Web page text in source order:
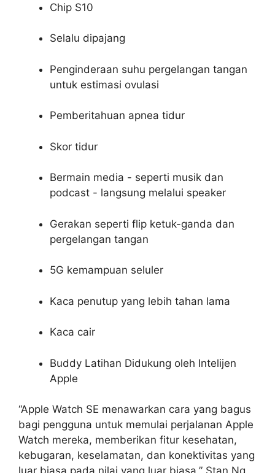
Chip S10
Selalu dipajang
Penginderaan suhu pergelangan tangan
untuk estimasi ovulasi
Pemberitahuan apnea tidur
Skor tidur
Bermain media - seperti musik dan
podcast - langsung melalui speaker
Gerakan seperti flip ketuk-ganda dan
pergelangan tangan
5G kemampuan seluler
Kaca penutup yang lebih tahan lama
Kaca cair
Buddy Latihan Didukung oleh Intelijen
Apple
“Apple Watch SE menawarkan cara yang bagus
bagi pengguna untuk memulai perjalanan Apple
Watch mereka, memberikan fitur kesehatan,
kebugaran, keselamatan, dan konektivitas yang